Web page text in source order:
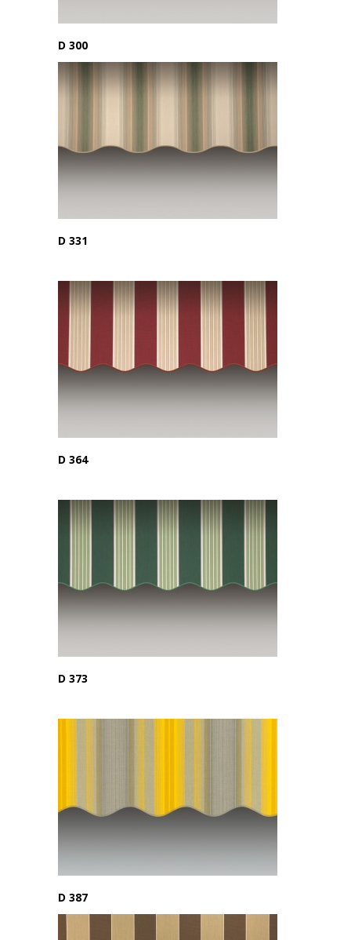
D 300
D 331
D 364
D 373
D 387